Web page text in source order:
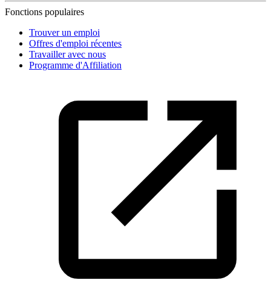
Fonctions populaires
Trouver un emploi
Offres d'emploi récentes
Travailler avec nous
Programme d'Affiliation